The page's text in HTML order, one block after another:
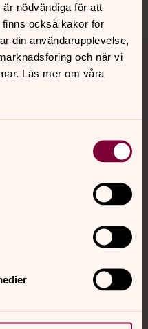
nödvändiga för att
också kakor för
din användarupplevelse,
och när vi
Läs mer om våra